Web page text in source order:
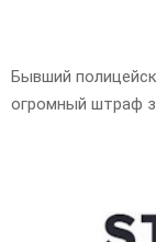
Бывший
огромный штраф